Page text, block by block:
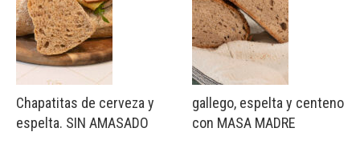
Chapatitas de cerveza y
espelta. SIN AMASADO
gallego, espelta y centeno
con MASA MADRE